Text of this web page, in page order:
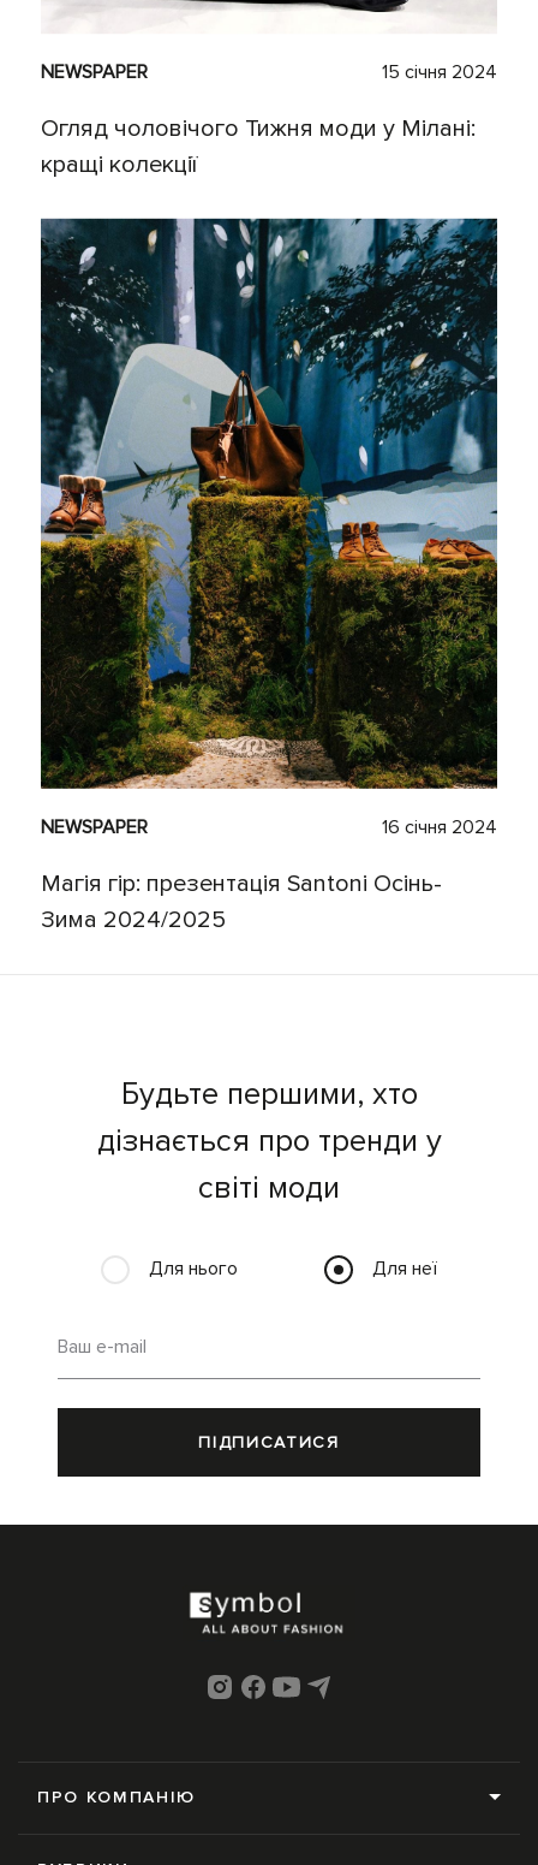
NEWSPAPER 15 січня 2024
Огляд чоловічого Тижня моди у Мілані:
кращі колекції
NEWSPAPER 16 січня 2024
Магія гір: презентація Santoni Осінь-
Зима 2024/2025
Будьте першими, хто
дізнається про тренди у
світі моди
Для нього Для неї
Ваш e-mail
ПІДПИСАТИСЯ
ПРО КОМПАНІЮ